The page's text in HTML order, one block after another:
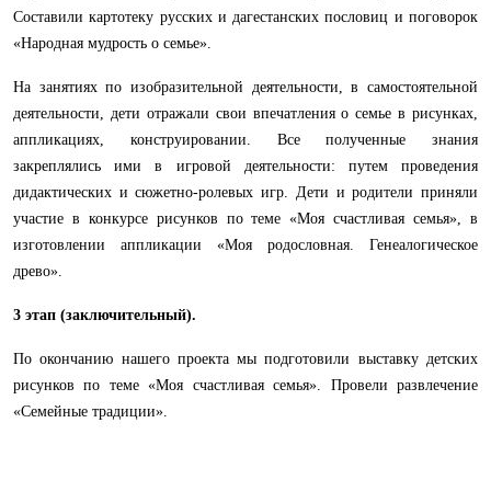
Составили картотеку русских и дагестанских пословиц и поговорок
«Народная мудрость о семье».
На занятиях по изобразительной деятельности, в самостоятельной
деятельности, дети отражали свои впечатления о семье в рисунках,
аппликациях, конструировании. Все полученные знания
закреплялись ими в игровой деятельности: путем проведения
дидактических и сюжетно-ролевых игр. Дети и родители приняли
участие в конкурсе рисунков по теме «Моя счастливая семья», в
изготовлении аппликации «Моя родословная. Генеалогическое
древо».
3 этап (заключительный).
По окончанию нашего проекта мы подготовили выставку детских
рисунков по теме «Моя счастливая семья». Провели развлечение
«Семейные традиции».